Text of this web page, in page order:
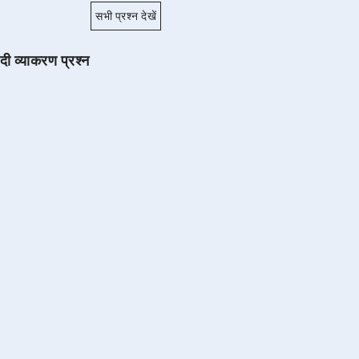
सभी प्रश्न देखें
व्याकरण प्रश्न